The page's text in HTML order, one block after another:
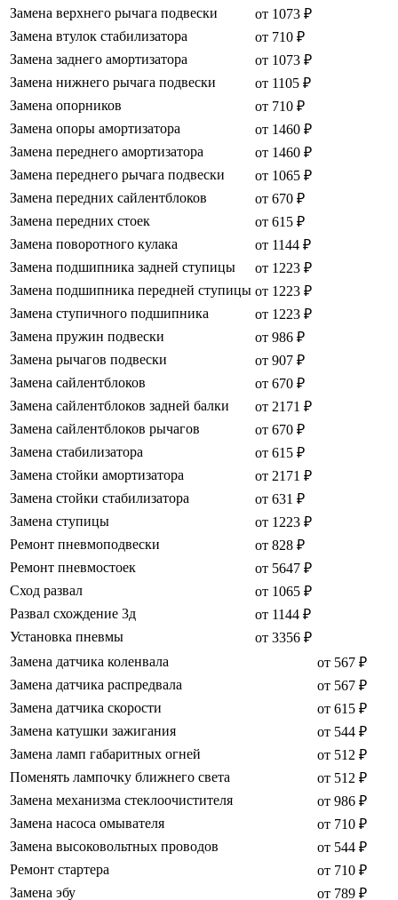
Замена верхнего рычага подвески
от 1073 ₽
Замена втулок стабилизатора
от 710 ₽
Замена заднего амортизатора
от 1073 ₽
Замена нижнего рычага подвески
от 1105 ₽
Замена опорников
от 710 ₽
Замена опоры амортизатора
от 1460 ₽
Замена переднего амортизатора
от 1460 ₽
Замена переднего рычага подвески
от 1065 ₽
Замена передних сайлентблоков
от 670 ₽
Замена передних стоек
от 615 ₽
Замена поворотного кулака
от 1144 ₽
Замена подшипника задней ступицы
от 1223 ₽
Замена подшипника передней ступицы от 1223 ₽
Замена ступичного подшипника
от 1223 ₽
Замена пружин подвески
от 986 ₽
Замена рычагов подвески
от 907 ₽
Замена сайлентблоков
от 670 ₽
Замена сайлентблоков задней балки
от 2171 ₽
Замена сайлентблоков рычагов
от 670 ₽
Замена стабилизатора
от 615 ₽
Замена стойки амортизатора
от 2171 ₽
Замена стойки стабилизатора
от 631 ₽
Замена ступицы
от 1223 ₽
Ремонт пневмоподвески
от 828 ₽
Ремонт пневмостоек
от 5647 ₽
Сход развал
от 1065 ₽
Развал схождение 3д
от 1144 ₽
Установка пневмы
от 3356 ₽
Замена датчика коленвала
от 567 ₽
Замена датчика распредвала
от 567 ₽
Замена датчика скорости
от 615 ₽
Замена катушки зажигания
от 544 ₽
Замена ламп габаритных огней
от 512 ₽
Поменять лампочку ближнего света
от 512 ₽
Замена механизма стеклоочистителя
от 986 ₽
Замена насоса омывателя
от 710 ₽
Замена высоковольтных проводов
от 544 ₽
Ремонт стартера
от 710 ₽
Замена эбу
от 789 ₽